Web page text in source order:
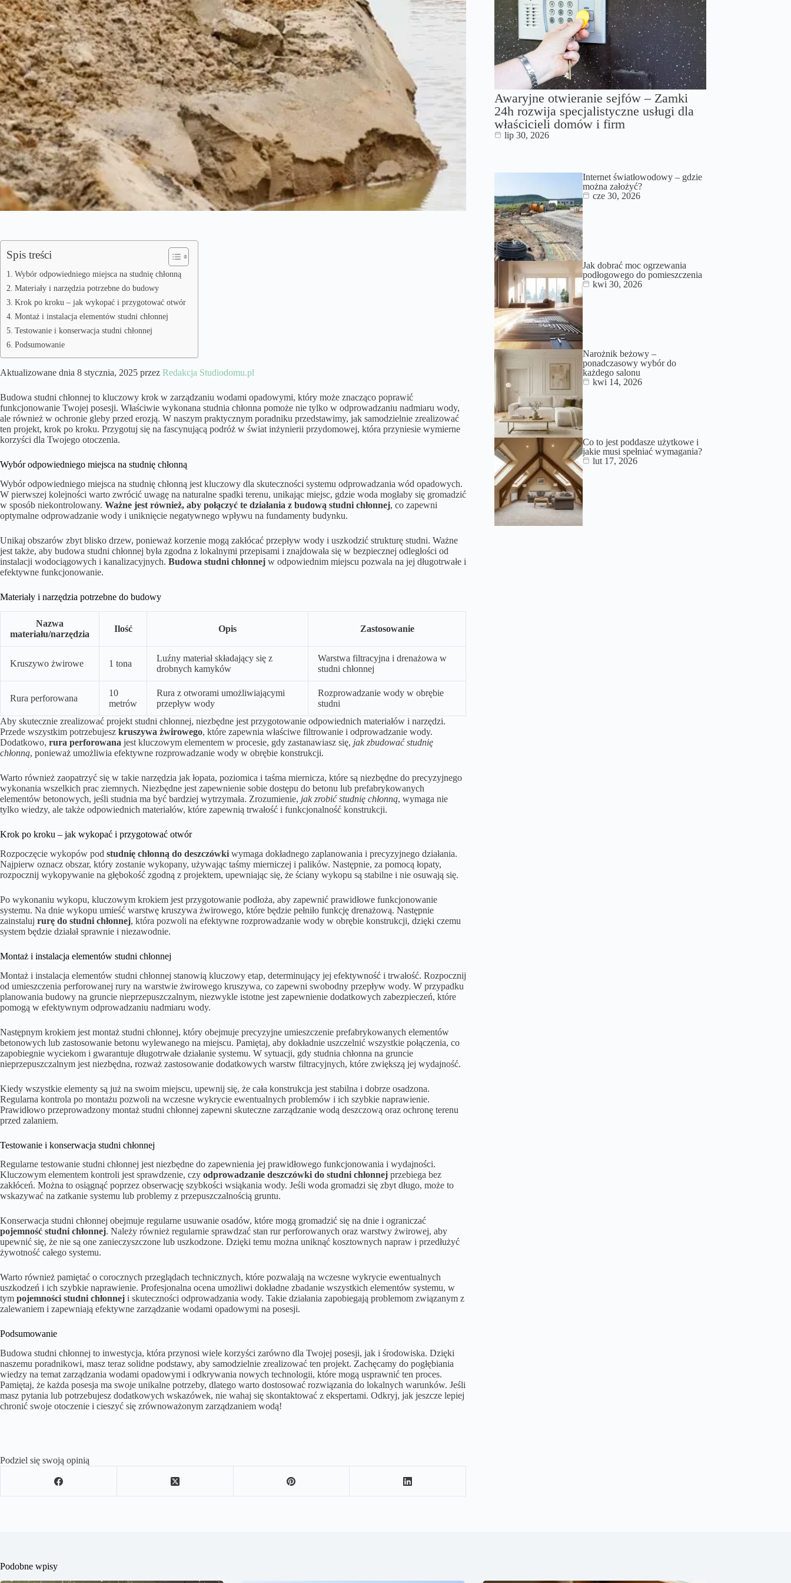
Spis treści
Wybór odpowiedniego miejsca na studnię chłonną
Materiały i narzędzia potrzebne do budowy
Krok po kroku – jak wykopać i przygotować otwór
Montaż i instalacja elementów studni chłonnej
Testowanie i konserwacja studni chłonnej
Podsumowanie
Aktualizowane dnia 8 stycznia, 2025 przez Redakcja Studiodomu.pl
Budowa studni chłonnej to kluczowy krok w zarządzaniu wodami opadowymi, który może znacząco poprawić
funkcjonowanie Twojej posesji. Właściwie wykonana studnia chłonna pomoże nie tylko w odprowadzaniu nadmiaru wody,
ale również w ochronie gleby przed erozją. W naszym praktycznym poradniku przedstawimy, jak samodzielnie zrealizować
ten projekt, krok po kroku. Przygotuj się na fascynującą podróż w świat inżynierii przydomowej, która przyniesie wymierne
korzyści dla Twojego otoczenia.
Wybór odpowiedniego miejsca na studnię chłonną
Wybór odpowiedniego miejsca na studnię chłonną jest kluczowy dla skuteczności systemu odprowadzania wód opadowych.
W pierwszej kolejności warto zwrócić uwagę na naturalne spadki terenu, unikając miejsc, gdzie woda mogłaby się gromadzić
w sposób niekontrolowany. Ważne jest również, aby połączyć te działania z budową studni chłonnej, co zapewni
optymalne odprowadzanie wody i uniknięcie negatywnego wpływu na fundamenty budynku.
Unikaj obszarów zbyt blisko drzew, ponieważ korzenie mogą zakłócać przepływ wody i uszkodzić strukturę studni. Ważne
jest także, aby budowa studni chłonnej była zgodna z lokalnymi przepisami i znajdowała się w bezpiecznej odległości od
instalacji wodociągowych i kanalizacyjnych. Budowa studni chłonnej w odpowiednim miejscu pozwala na jej długotrwałe i
efektywne funkcjonowanie.
Materiały i narzędzia potrzebne do budowy
Nazwa
materiału/narzędzia
Ilość Opis Zastosowanie
Kruszywo żwirowe 1 tona
Luźny materiał składający się z
drobnych kamyków
Warstwa filtracyjna i drenażowa w
studni chłonnej
Rura perforowana
10
metrów
Rura z otworami umożliwiającymi
przepływ wody
Rozprowadzanie wody w obrębie
studni
Aby skutecznie zrealizować projekt studni chłonnej, niezbędne jest przygotowanie odpowiednich materiałów i narzędzi.
Przede wszystkim potrzebujesz kruszywa żwirowego, które zapewnia właściwe filtrowanie i odprowadzanie wody.
Dodatkowo, rura perforowana jest kluczowym elementem w procesie, gdy zastanawiasz się, jak zbudować studnię
chłonną, ponieważ umożliwia efektywne rozprowadzanie wody w obrębie konstrukcji.
Warto również zaopatrzyć się w takie narzędzia jak łopata, poziomica i taśma miernicza, które są niezbędne do precyzyjnego
wykonania wszelkich prac ziemnych. Niezbędne jest zapewnienie sobie dostępu do betonu lub prefabrykowanych
elementów betonowych, jeśli studnia ma być bardziej wytrzymała. Zrozumienie, jak zrobić studnię chłonną, wymaga nie
tylko wiedzy, ale także odpowiednich materiałów, które zapewnią trwałość i funkcjonalność konstrukcji.
Krok po kroku – jak wykopać i przygotować otwór
Rozpoczęcie wykopów pod studnię chłonną do deszczówki wymaga dokładnego zaplanowania i precyzyjnego działania.
Najpierw oznacz obszar, który zostanie wykopany, używając taśmy mierniczej i palików. Następnie, za pomocą łopaty,
rozpocznij wykopywanie na głębokość zgodną z projektem, upewniając się, że ściany wykopu są stabilne i nie osuwają się.
Po wykonaniu wykopu, kluczowym krokiem jest przygotowanie podłoża, aby zapewnić prawidłowe funkcjonowanie
systemu. Na dnie wykopu umieść warstwę kruszywa żwirowego, które będzie pełniło funkcję drenażową. Następnie
zainstaluj rurę do studni chłonnej, która pozwoli na efektywne rozprowadzanie wody w obrębie konstrukcji, dzięki czemu
system będzie działał sprawnie i niezawodnie.
Montaż i instalacja elementów studni chłonnej
Montaż i instalacja elementów studni chłonnej stanowią kluczowy etap, determinujący jej efektywność i trwałość. Rozpocznij
od umieszczenia perforowanej rury na warstwie żwirowego kruszywa, co zapewni swobodny przepływ wody. W przypadku
planowania budowy na gruncie nieprzepuszczalnym, niezwykle istotne jest zapewnienie dodatkowych zabezpieczeń, które
pomogą w efektywnym odprowadzaniu nadmiaru wody.
Następnym krokiem jest montaż studni chłonnej, który obejmuje precyzyjne umieszczenie prefabrykowanych elementów
betonowych lub zastosowanie betonu wylewanego na miejscu. Pamiętaj, aby dokładnie uszczelnić wszystkie połączenia, co
zapobiegnie wyciekom i gwarantuje długotrwałe działanie systemu. W sytuacji, gdy studnia chłonna na gruncie
nieprzepuszczalnym jest niezbędna, rozważ zastosowanie dodatkowych warstw filtracyjnych, które zwiększą jej wydajność.
Kiedy wszystkie elementy są już na swoim miejscu, upewnij się, że cała konstrukcja jest stabilna i dobrze osadzona.
Regularna kontrola po montażu pozwoli na wczesne wykrycie ewentualnych problemów i ich szybkie naprawienie.
Prawidłowo przeprowadzony montaż studni chłonnej zapewni skuteczne zarządzanie wodą deszczową oraz ochronę terenu
przed zalaniem.
Testowanie i konserwacja studni chłonnej
Regularne testowanie studni chłonnej jest niezbędne do zapewnienia jej prawidłowego funkcjonowania i wydajności.
Kluczowym elementem kontroli jest sprawdzenie, czy odprowadzanie deszczówki do studni chłonnej przebiega bez
zakłóceń. Można to osiągnąć poprzez obserwację szybkości wsiąkania wody. Jeśli woda gromadzi się zbyt długo, może to
wskazywać na zatkanie systemu lub problemy z przepuszczalnością gruntu.
Konserwacja studni chłonnej obejmuje regularne usuwanie osadów, które mogą gromadzić się na dnie i ograniczać
pojemność studni chłonnej. Należy również regularnie sprawdzać stan rur perforowanych oraz warstwy żwirowej, aby
upewnić się, że nie są one zanieczyszczone lub uszkodzone. Dzięki temu można uniknąć kosztownych napraw i przedłużyć
żywotność całego systemu.
Warto również pamiętać o corocznych przeglądach technicznych, które pozwalają na wczesne wykrycie ewentualnych
uszkodzeń i ich szybkie naprawienie. Profesjonalna ocena umożliwi dokładne zbadanie wszystkich elementów systemu, w
tym pojemności studni chłonnej i skuteczności odprowadzania wody. Takie działania zapobiegają problemom związanym z
zalewaniem i zapewniają efektywne zarządzanie wodami opadowymi na posesji.
Podsumowanie
Budowa studni chłonnej to inwestycja, która przynosi wiele korzyści zarówno dla Twojej posesji, jak i środowiska. Dzięki
naszemu poradnikowi, masz teraz solidne podstawy, aby samodzielnie zrealizować ten projekt. Zachęcamy do pogłębiania
wiedzy na temat zarządzania wodami opadowymi i odkrywania nowych technologii, które mogą usprawnić ten proces.
Pamiętaj, że każda posesja ma swoje unikalne potrzeby, dlatego warto dostosować rozwiązania do lokalnych warunków. Jeśli
masz pytania lub potrzebujesz dodatkowych wskazówek, nie wahaj się skontaktować z ekspertami. Odkryj, jak jeszcze lepiej
chronić swoje otoczenie i cieszyć się zrównoważonym zarządzaniem wodą!
Podziel się swoją opinią
Awaryjne otwieranie sejfów – Zamki
24h rozwija specjalistyczne usługi dla
właścicieli domów i firm
lip 30, 2026
Internet światłowodowy – gdzie
można założyć?
cze 30, 2026
Jak dobrać moc ogrzewania
podłogowego do pomieszczenia
kwi 30, 2026
Narożnik beżowy –
ponadczasowy wybór do
każdego salonu
kwi 14, 2026
Co to jest poddasze użytkowe i
jakie musi spełniać wymagania?
lut 17, 2026
Podobne wpisy